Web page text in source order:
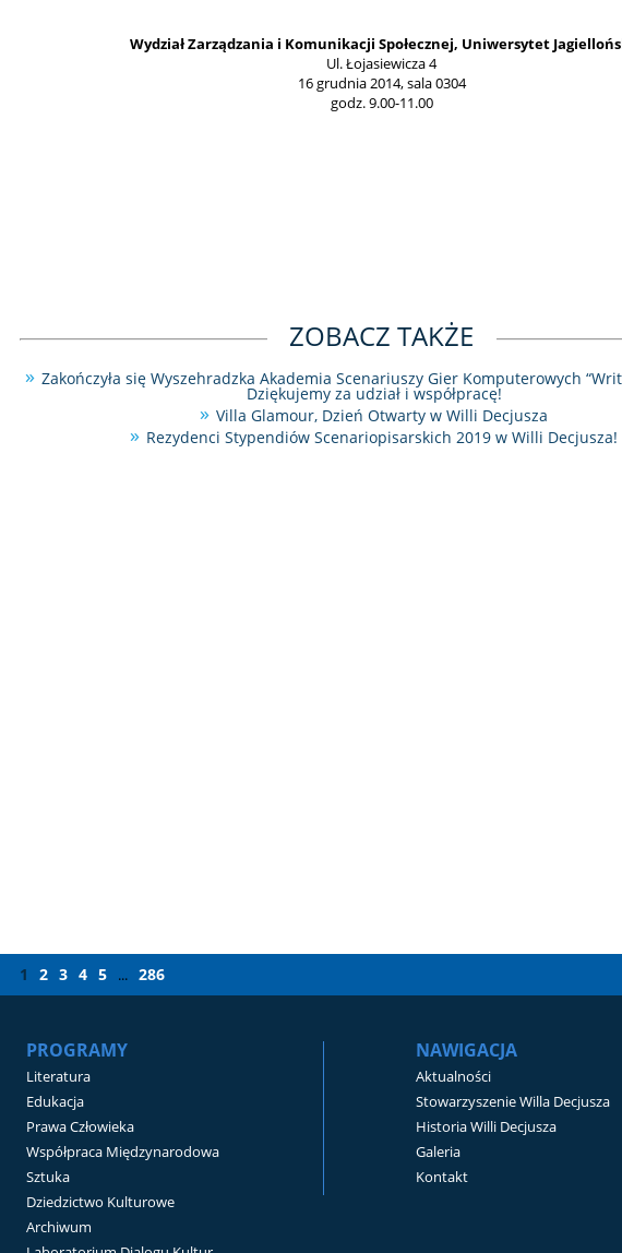
Wydział Zarządzania i Komunikacji Społecznej, Uniwersytet
Ul. Łojasiewicza 4
16 grudnia 2014, sala 0304
godz. 9.00-11.00
ZOBACZ TAKŻE
Zakończyła się Wyszehradzka Akademia Scenariuszy Gier Komputerowych
Dziękujemy za udział i współpracę!
Villa Glamour, Dzień Otwarty w Willi Decjusza
Rezydenci Stypendiów Scenariopisarskich 2019 w Willi Decjusza!
1 2 3 4 5 ... 286
PROGRAMY
Literatura
Edukacja
Prawa Człowieka
Współpraca Międzynarodowa
Sztuka
Dziedzictwo Kulturowe
Archiwum
NAWIGACJA
Aktualności
Stowarzyszenie Willa Decjusza
Historia Willi Decjusza
Galeria
Kontakt